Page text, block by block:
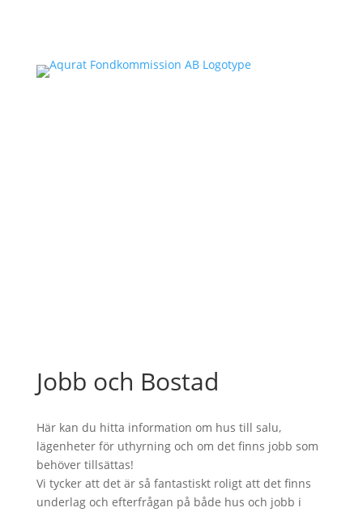
Jobb och Bostad
Här kan du hitta information om hus till salu,
lägenheter för uthyrning och om det finns jobb som
behöver tillsättas!
Vi tycker att det är så fantastiskt roligt att det finns
underlag och efterfrågan på både hus och jobb i